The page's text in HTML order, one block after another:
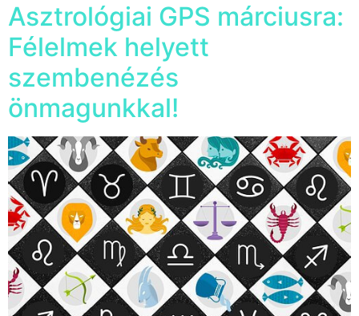
Asztrológiai GPS márciusra:
Félelmek helyett
szembenézés
önmagunkkal!